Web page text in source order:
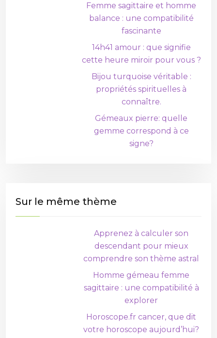
Femme sagittaire et homme
balance : une compatibilité
fascinante
14h41 amour : que signifie
cette heure miroir pour vous ?
Bijou turquoise véritable :
propriétés spirituelles à
connaître.
Gémeaux pierre: quelle
gemme correspond à ce
signe?
Sur le même thème
Apprenez à calculer son
descendant pour mieux
comprendre son thème astral
Homme gémeau femme
sagittaire : une compatibilité à
explorer
Horoscope.fr cancer, que dit
votre horoscope aujourd’hui?